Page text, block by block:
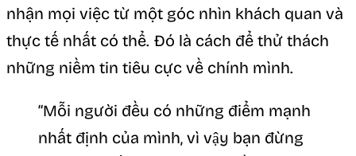
nhận mọi việc từ một góc nhìn khách quan và
thực tế nhất có thể. Đó là cách để thử thách
những niềm tin tiêu cực về chính mình.
“Mỗi người đều có những điểm mạnh
nhất định của mình, vì vậy bạn đừng